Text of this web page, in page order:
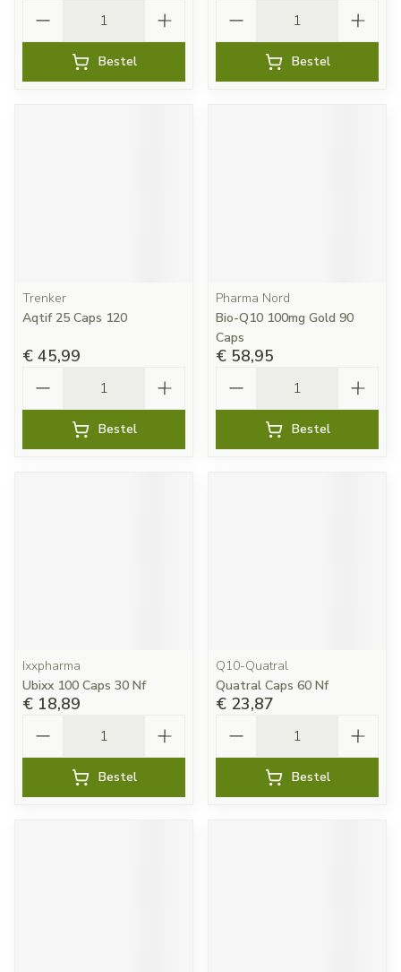
Bestel Bestel
Trenker
Aqtif 25 Caps 120
€ 45,99
Bestel
Pharma Nord
Bio-Q10 100mg Gold 90
Caps
€ 58,95
Bestel
Ixxpharma
Ubixx 100 Caps 30 Nf
€ 18,89
Bestel
Q10-Quatral
Quatral Caps 60 Nf
€ 23,87
Bestel